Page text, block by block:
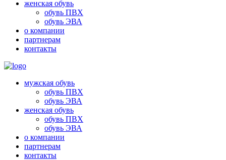
женская обувь
обувь ПВХ
обувь ЭВА
о компании
партнерам
контакты
мужская обувь
обувь ПВХ
обувь ЭВА
женская обувь
обувь ПВХ
обувь ЭВА
о компании
партнерам
контакты